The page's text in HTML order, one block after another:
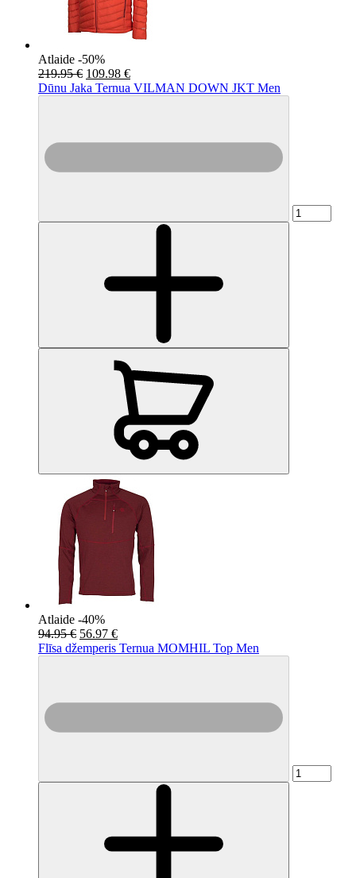
Atlaide -50%
219.95 € 109.98 €
Dūnu Jaka Ternua VILMAN DOWN JKT Men
Atlaide -40%
94.95 € 56.97 €
Flīsa džemperis Ternua MOMHIL Top Men